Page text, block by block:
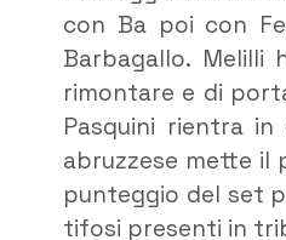
con Ba poi con
Barbagallo.
rimontare e di
Pasquini rientra
abruzzese mette il
punteggio del set
tifosi presenti in